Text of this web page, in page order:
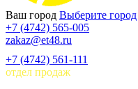
Ваш город Выберите город
+7 (4742) 565-005
zakaz@et48.ru
+7 (4742) 561-111
отдел продаж